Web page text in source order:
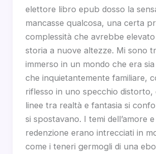
elettore libro epub dosso la
mancasse qualcosa, una certa
complessità che avrebbe
storia a nuove altezze. Mi sono
immerso in un mondo che era
che inquietantemente familiare,
riflesso in uno specchio distorto,
linee tra realtà e fantasia si
si spostavano. I temi dell’amore
redenzione erano intrecciati in
come i teneri germogli di una